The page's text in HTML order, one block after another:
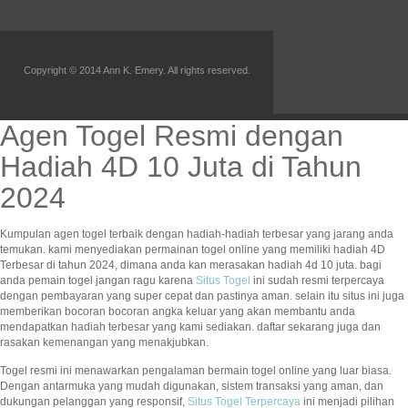
Copyright © 2014 Ann K. Emery. All rights reserved.
Agen Togel Resmi dengan
Hadiah 4D 10 Juta di Tahun
2024
Kumpulan agen togel terbaik dengan hadiah-hadiah terbesar yang jarang anda
temukan. kami menyediakan permainan togel online yang memiliki hadiah 4D
Terbesar di tahun 2024, dimana anda kan merasakan hadiah 4d 10 juta. bagi
anda pemain togel jangan ragu karena Situs Togel ini sudah resmi terpercaya
dengan pembayaran yang super cepat dan pastinya aman. selain itu situs ini juga
memberikan bocoran bocoran angka keluar yang akan membantu anda
mendapatkan hadiah terbesar yang kami sediakan. daftar sekarang juga dan
rasakan kemenangan yang menakjubkan.
Togel resmi ini menawarkan pengalaman bermain togel online yang luar biasa.
Dengan antarmuka yang mudah digunakan, sistem transaksi yang aman, dan
dukungan pelanggan yang responsif, Situs Togel Terpercaya ini menjadi pilihan